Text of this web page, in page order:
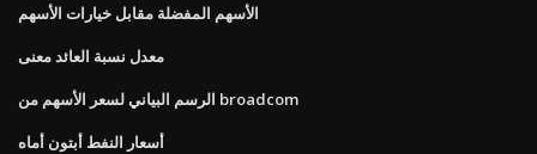
الأسهم المفضلة مقابل خيارات الأسهم
معدل نسبة العائد معنى
الرسم البياني لسعر الأسهم من broadcom
أسعار النفط أبتون أماه